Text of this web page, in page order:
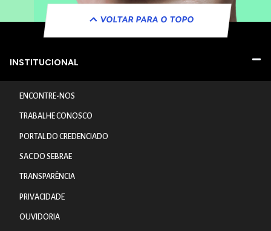
VOLTAR PARA O TOPO
INSTITUCIONAL
ENCONTRE-NOS
TRABALHE CONOSCO
PORTAL DO CREDENCIADO
SAC DO SEBRAE
TRANSPARÊNCIA
PRIVACIDADE
OUVIDORIA